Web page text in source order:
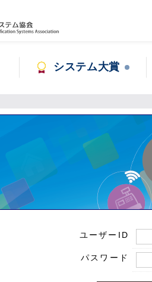
システム大賞
ユーザーID
パスワード